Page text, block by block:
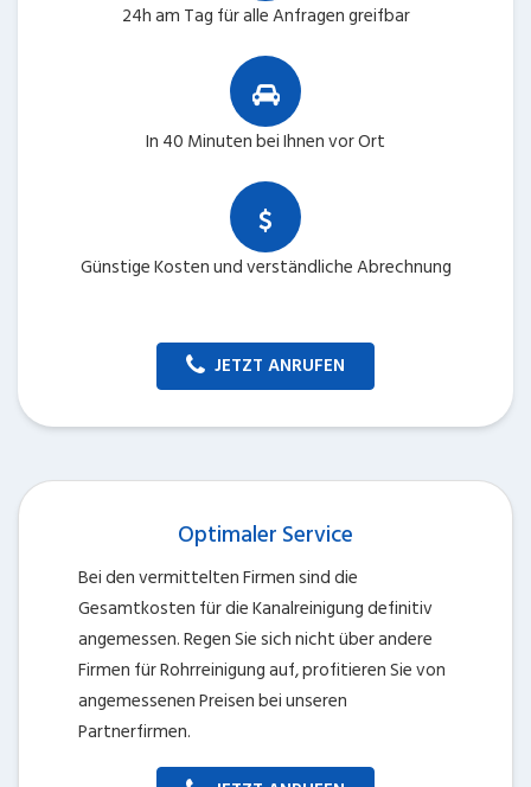
24h am Tag für alle Anfragen greifbar
In 40 Minuten bei Ihnen vor Ort
Günstige Kosten und verständliche Abrechnung
JETZT ANRUFEN
Optimaler Service
Bei den vermittelten Firmen sind die
Gesamtkosten für die Kanalreinigung definitiv
angemessen. Regen Sie sich nicht über andere
Firmen für Rohrreinigung auf, profitieren Sie von
angemessenen Preisen bei unseren
Partnerfirmen.